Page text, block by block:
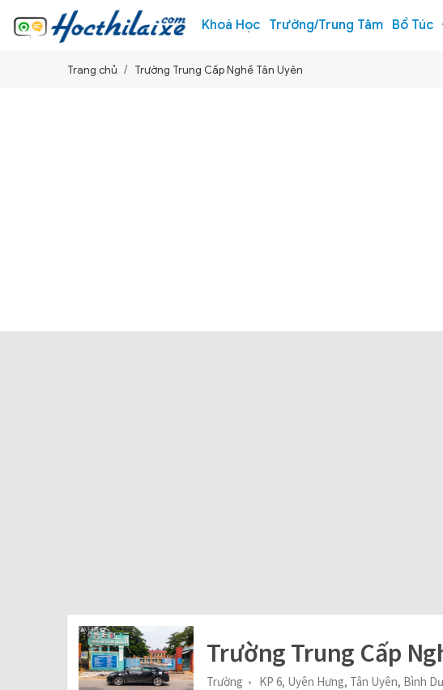
Khoá Học Trường/Trung Tâm Bổ Túc
Trang chủ Trường Trung Cấp Nghề Tân Uyên
Trường Trung Cấp
Trường KP 6, Uyên Hưng, Tân Uyên, Bình